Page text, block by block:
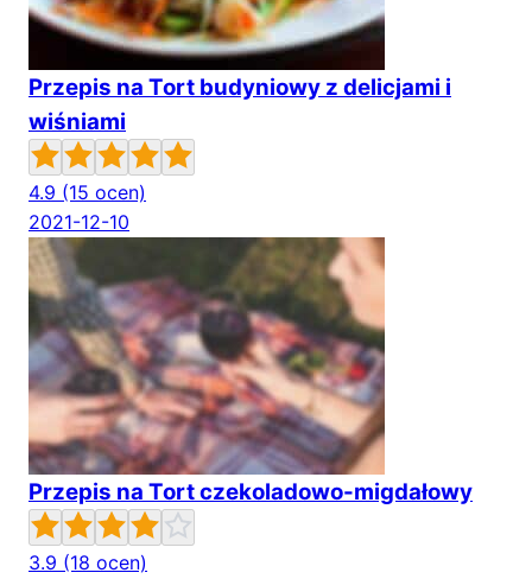
Przepis na Tort budyniowy z delicjami i
wiśniami
4.9 (15 ocen)
2021-12-10
Przepis na Tort czekoladowo-migdałowy
3.9 (18 ocen)